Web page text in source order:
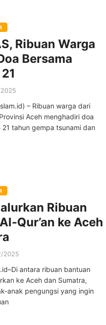
Ribuan Warga
Bersama
– Ribuan warga dari
Aceh menghadiri doa
tahun gempa tsunami dan
Ribuan
Qur’an ke Aceh
2025
antara ribuan bantuan
ke Aceh dan Sumatra,
anak pengungsi yang ingin